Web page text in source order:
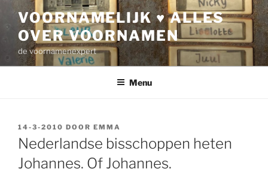
inhoud
VOORNAMELIJK ♥ ALLES
OVER VOORNAMEN
de voornamenexpert
Menu
GEPLAATST
OP
14-3-2010 DOOR EMMA
Nederlandse bisschoppen heten
Johannes. Of Johannes.